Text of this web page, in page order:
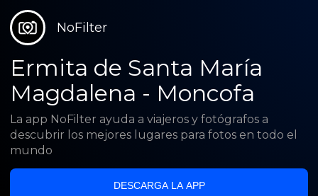
NoFilter
Ermita de Santa María
Magdalena - Moncofa
La app NoFilter ayuda a viajeros y fotógrafos a
descubrir los mejores lugares para fotos en todo el
mundo
DESCARGA LA APP